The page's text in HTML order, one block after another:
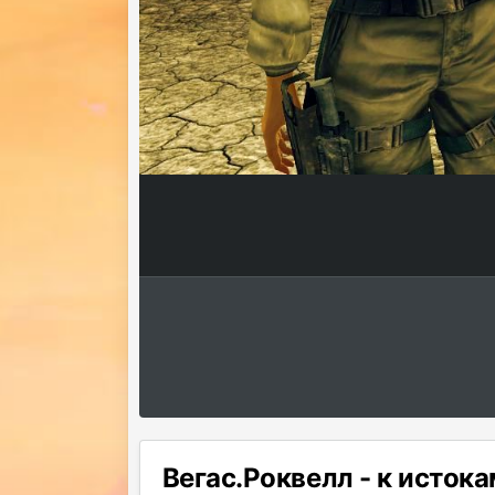
Вегас.Роквелл - к